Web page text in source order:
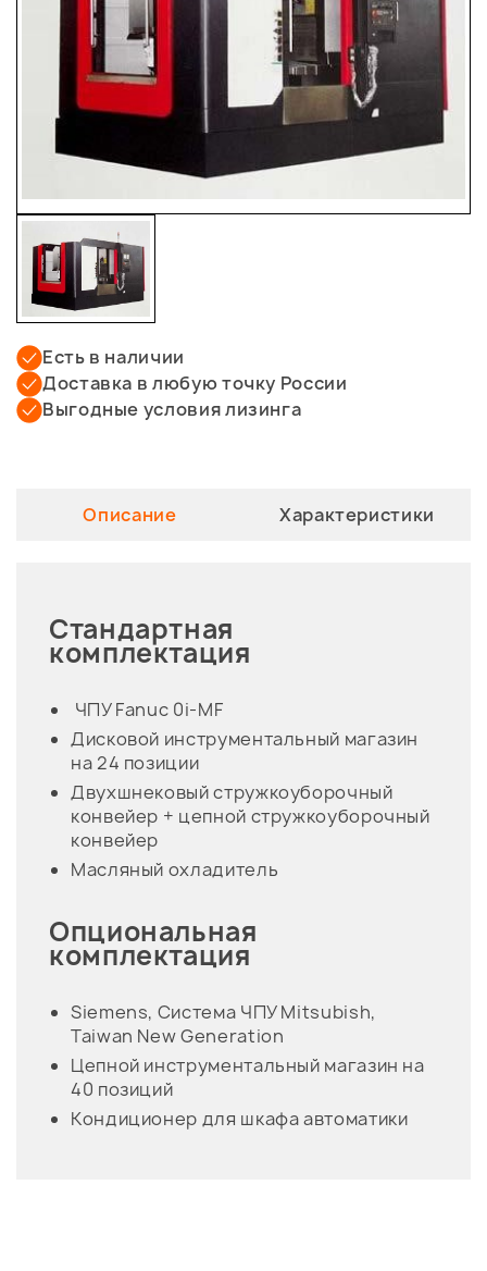
Есть в наличии
Доставка в любую точку России
Выгодные условия лизинга
Описание Характеристики
Стандартная
комплектация
ЧПУ Fanuc 0i-MF
Дисковой инструментальный магазин
на 24 позиции
Двухшнековый стружкоуборочный
конвейер + цепной стружкоуборочный
конвейер
Масляный охладитель
Опциональная
комплектация
Siemens, Система ЧПУ Mitsubish,
Taiwan New Generation
Цепной инструментальный магазин на
40 позиций
Кондиционер для шкафа автоматики